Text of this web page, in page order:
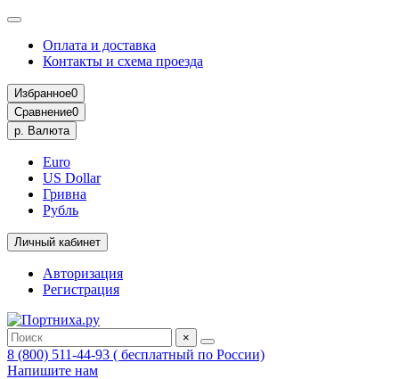
Оплата и доставка
Контакты и схема проезда
Избранное0
Сравнение0
р. Валюта
Euro
US Dollar
Гривна
Рубль
Личный кабинет
Авторизация
Регистрация
×
8 (800) 511-44-93 ( бесплатный по России)
Напишите нам